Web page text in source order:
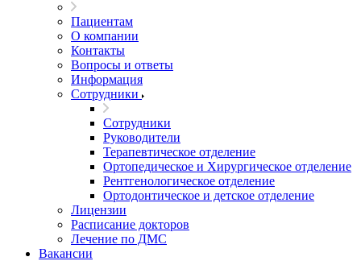
Пациентам
О компании
Контакты
Вопросы и ответы
Информация
Сотрудники
Сотрудники
Руководители
Терапевтическое отделение
Ортопедическое и Хирургическое отделение
Рентгенологическое отделение
Ортодонтическое и детское отделение
Лицензии
Расписание докторов
Лечение по ДМС
Вакансии